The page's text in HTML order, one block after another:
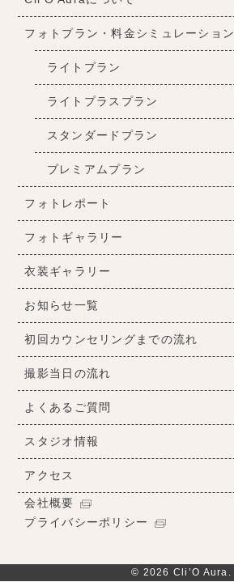
フォトプラン・料金シミュレーション
ライトプラン
ライトプラスプラン
スタンダードプラン
プレミアムプラン
フォトレポート
フォトギャラリー
衣装ギャラリー
お知らせ一覧
初回カウンセリングまでの流れ
撮影当日の流れ
よくあるご質問
スタジオ情報
アクセス
会社概要
プライバシーポリシー
© 2026 Cli’O Aura.